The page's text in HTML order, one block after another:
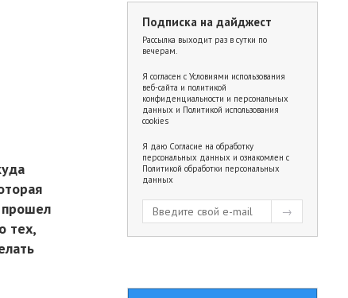
прошел
тех,
Подписка на дайджест
Рассылка выходит раз в сутки по
вечерам.
Я согласен с Условиями использования
веб-сайта и политикой
конфиденциальности и персональных
данных и Политикой использования
cookies
Я даю Согласие на обработку
персональных данных и ознакомлен с
Политикой обработки персональных
данных